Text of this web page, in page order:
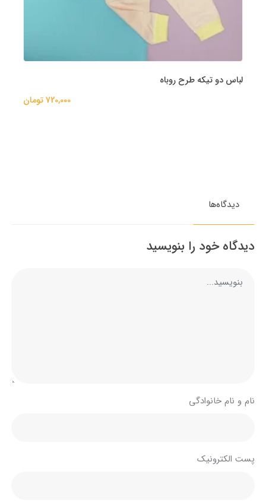
لباس دو تیکه طرح روباه
720,000 تومان
دیدگاه‌ها
دیدگاه خود را بنویسید
نام و نام خانوادگی
پست الکترونیک